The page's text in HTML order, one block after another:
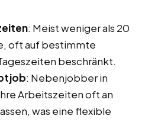
: Meist weniger als 20
oft auf bestimmte
beschränkt.
: Nebenjobber in
Arbeitszeiten oft an
was eine flexible